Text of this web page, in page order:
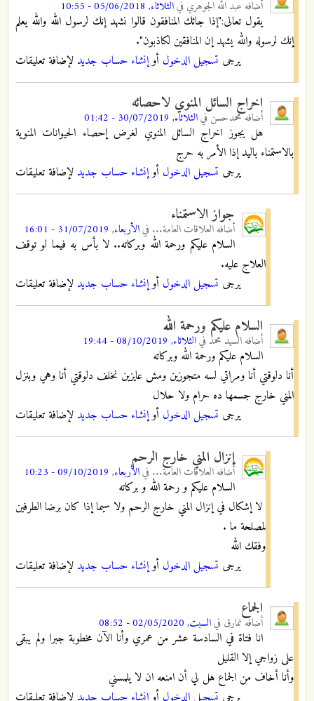
أضافه عبد الله الجوهري فيالثلاثاء, 05/06/2018 - 10:55
يقول تعالى:"إذا جائك المنافقون قالوا نشهد إنك لرسول الله والله يعلم
إنك لرسوله والله يشهد إن المنافقين لكاذبون".
يرجى تسجيل الدخول أوإنشاء حساب جديد لإضافة تعليقات
اخراج السائل المنوي لاحصائه
أضافهمحمدحسن فيالثلاثاء, 30/07/2019 - 01:42
هل يجوز اخراج السائل المنوي لغرض إحصاء الحيوانات المنوية
بالاستمناء باليد إذا الأمر به حرج
يرجى تسجيل الدخول أوإنشاء حساب جديد لإضافة تعليقات
جواز الاستمناء
أضافه العلاقات العامة... فيالأربعاء, 31/07/2019 - 16:01
السلام عليكم ورحمة الله وبركاته.. لا بأس به فيما لو توقف
العلاج عليه.
يرجى تسجيل الدخول أوإنشاء حساب جديد لإضافة تعليقات
السلام عليكم ورحمة الله
أضافه السيد محمد فيالثلاثاء, 08/10/2019 - 19:44
السلام عليكم ورحمة الله وبركاته
أنا دلوقتي أنا ومراتي لسه متجوزين ومش عايزين نخلف دلوقتي أنا وهي وبنزل
المني خارج جسمها ده حرام ولا حلال
يرجى تسجيل الدخول أوإنشاء حساب جديد لإضافة تعليقات
إنزال المني خارج الرحم
أضافه العلاقات العامة... فيالأربعاء, 09/10/2019 - 10:23
السلام عليكم و رحمة الله و بركاته
لا إشكال في إنزال المني خارج الرحم ولا سيما إذا كان برضا الطرفين
لمصلحة ما .
وفقك الله
يرجى تسجيل الدخول أوإنشاء حساب جديد لإضافة تعليقات
الجماع
أضافهنمارق فيالسبت, 02/05/2020 - 08:52
انا فتاة في السادسة عشر من عمري وأنا الآن مخطوبة جبرا ولم يبقى
على زواجي إلا القليل
وأنا أخاف من الجماع هل لي أن امنعه ان لا يلمسني